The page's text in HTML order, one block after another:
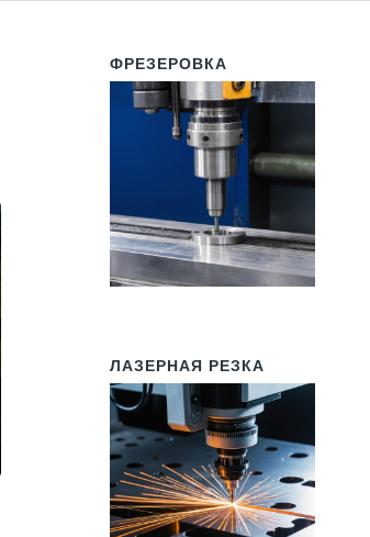
ФРЕЗЕРОВКА
ЛАЗЕРНАЯ РЕЗКА